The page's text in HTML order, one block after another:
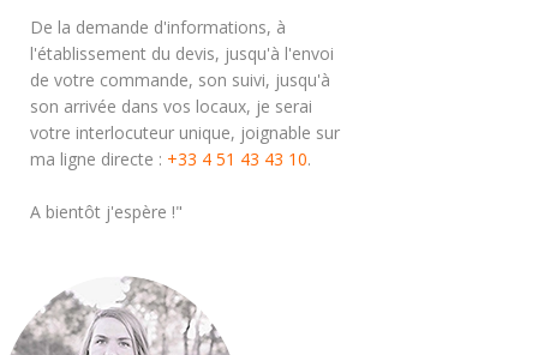
De la demande d'informations, à
l'établissement du devis, jusqu'à l'envoi
de votre commande, son suivi, jusqu'à
son arrivée dans vos locaux, je serai
votre interlocuteur unique, joignable sur
ma ligne directe : +33 4 51 43 43 10.
A bientôt j'espère !"